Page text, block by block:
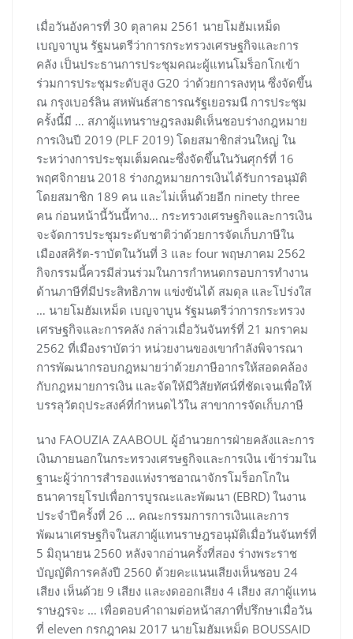
เมื่อวันอังคารที่ 30 ตุลาคม 2561 นายโมฮัมเหม็ด
เบญจาบูน รัฐมนตรีว่าการกระทรวงเศรษฐกิจและการ
คลัง เป็นประธานการประชุมคณะผู้แทนโมร็อกโกเข้า
ร่วมการประชุมระดับสูง G20 ว่าด้วยการลงทุน ซึ่งจัดขึ้น
ณ กรุงเบอร์ลิน สหพันธ์สาธารณรัฐเยอรมนี การประชุม
ครั้งนี้มี … สภาผู้แทนราษฎรลงมติเห็นชอบร่างกฎหมาย
การเงินปี 2019 (PLF 2019) โดยสมาชิกส่วนใหญ่ ใน
ระหว่างการประชุมเต็มคณะซึ่งจัดขึ้นในวันศุกร์ที่ 16
พฤศจิกายน 2018 ร่างกฎหมายการเงินได้รับการอนุมัติ
โดยสมาชิก 189 คน และไม่เห็นด้วยอีก ninety three
คน ก่อนหน้านี้วันนี้ทาง… กระทรวงเศรษฐกิจและการเงิน
จะจัดการประชุมระดับชาติว่าด้วยการจัดเก็บภาษีใน
เมืองสคิรัต-ราบัตในวันที่ 3 และ four พฤษภาคม 2562
กิจกรรมนี้ควรมีส่วนร่วมในการกำหนดกรอบการทำงาน
ด้านภาษีที่มีประสิทธิภาพ แข่งขันได้ สมดุล และโปร่งใส
… นายโมฮัมเหม็ด เบญจาบูน รัฐมนตรีว่าการกระทรวง
เศรษฐกิจและการคลัง กล่าวเมื่อวันจันทร์ที่ 21 มกราคม
2562 ที่เมืองราบัตว่า หน่วยงานของเขากำลังพิจารณา
การพัฒนากรอบกฎหมายว่าด้วยภาษีอากรให้สอดคล้อง
กับกฎหมายการเงิน และจัดให้มีวิสัยทัศน์ที่ชัดเจนเพื่อให้
บรรลุวัตถุประสงค์ที่กำหนดไว้ใน สาขาการจัดเก็บภาษี
นาง FAOUZIA ZAABOUL ผู้อำนวยการฝ่ายคลังและการ
เงินภายนอกในกระทรวงเศรษฐกิจและการเงิน เข้าร่วมใน
ฐานะผู้ว่าการสำรองแห่งราชอาณาจักรโมร็อกโกใน
ธนาคารยุโรปเพื่อการบูรณะและพัฒนา (EBRD) ในงาน
ประจำปีครั้งที่ 26 … คณะกรรมการการเงินและการ
พัฒนาเศรษฐกิจในสภาผู้แทนราษฎรอนุมัติเมื่อวันจันทร์ที่
5 มิถุนายน 2560 หลังจากอ่านครั้งที่สอง ร่างพระราช
บัญญัติการคลังปี 2560 ด้วยคะแนนเสียงเห็นชอบ 24
เสียง เห็นด้วย 9 เสียง และงดออกเสียง 4 เสียง สภาผู้แทน
ราษฎรจะ … เพื่อตอบคำถามต่อหน้าสภาที่ปรึกษาเมื่อวัน
ที่ eleven กรกฎาคม 2017 นายโมฮัมเหม็ด BOUSSAID